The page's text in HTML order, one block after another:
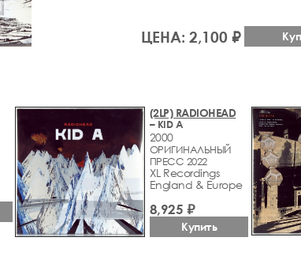
ЦЕНА: 2,100 ₽
(2LP) RADIOHEAD
– KID A
2000
ОРИГИНАЛЬНЫЙ
ПРЕСС 2022
XL Recordings
England & Europe
8,925 ₽
Купить